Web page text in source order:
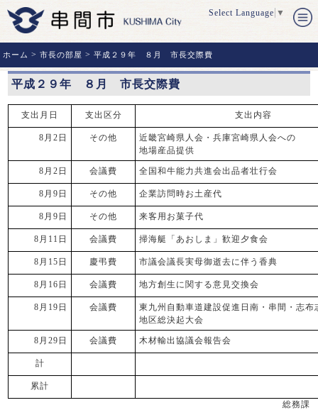
Select Language ▼
ホーム >市長の部屋 >平成２９年 ８月 市長交際費
平成２９年 ８月 市長交際費
支出月日 支出区分 支出内容
8月2日 その他
近畿宮崎県人会・兵庫宮崎県人会への
地場産品提供
8月2日 会議費 全国和牛能力共進会出品者壮行会
8月9日 その他 企業訪問時お土産代
8月9日 その他 来客用お菓子代
8月11日 会議費 掃海艇「あおしま」歓迎夕食会
8月15日 慶弔費 市議会議長実母御逝去に伴う香典
8月16日 会議費 地方創生に関する意見交換会
8月19日 会議費
東九州自動車道建設促進日南・串間・志布
地区総決起大会
8月29日 会議費 木材輸出協議会報告会
計
累計
総務課